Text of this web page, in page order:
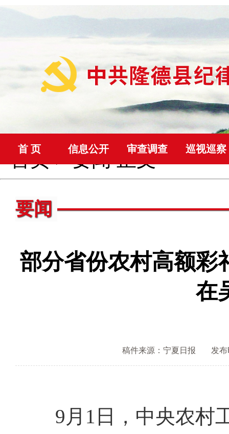
首 页 信息公开 审查调查 巡视巡察
首页>要闻 正文
要闻
部分省份农村高额彩
在
稿件来源：宁夏日报 发布
9月1日，中央农村工